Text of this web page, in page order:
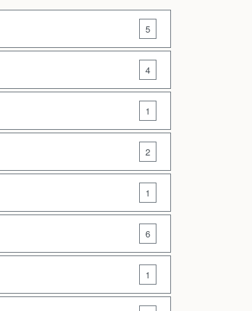
5
4
1
2
1
6
1